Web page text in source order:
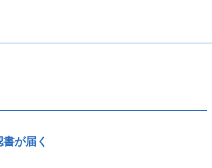
が届く